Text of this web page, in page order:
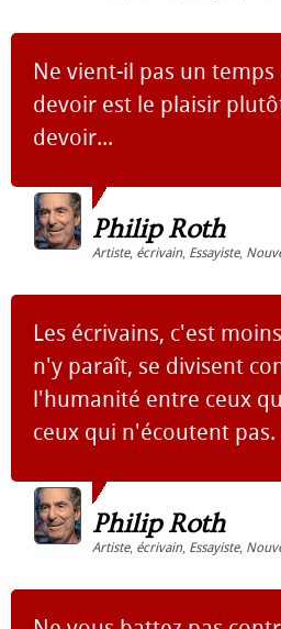
Ne vient-il pas un
devoir est le plaisir
devoir...
Philip Roth
Artiste, écrivain, Essayiste,
Les écrivains, c'est
n'y paraît, se divisent
l'humanité entre ceux
ceux qui n'écoutent pas.
Philip Roth
Artiste, écrivain, Essayiste,